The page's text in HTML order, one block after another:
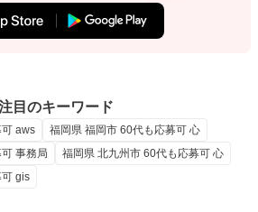
目のキーワード
aws
福岡県 福岡市 60代も応募可 心
事務局
福岡県 北九州市 60代も応募可 心
gis